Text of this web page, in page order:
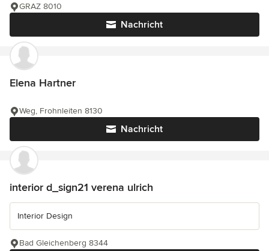
Nachricht
GRAZ 8010
Elena Hartner
Nachricht
Weg, Frohnleiten 8130
interior d_sign21 verena ulrich
Interior Design
Bad Gleichenberg 8344